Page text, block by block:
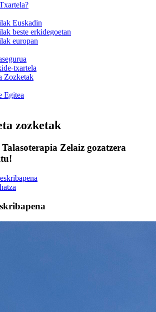
Euskadin
beste erkidegoetan
europan
txartela
Zozketak
Egitea
zozketak
Zelaiz gozatzera